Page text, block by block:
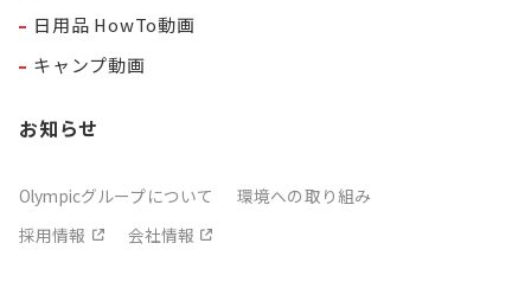
日用品 HowTo動画
キャンプ動画
お知らせ
Olympicグループについて
環境への取り組み
採用情報
会社情報